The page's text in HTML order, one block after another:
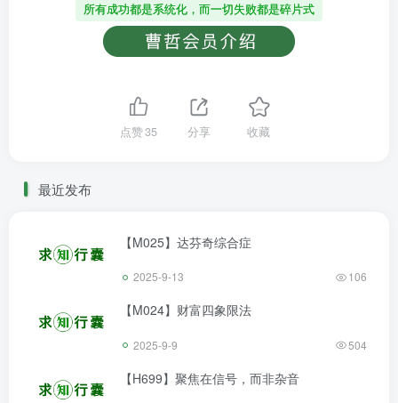
所有成功都是系统化，而一切失败都是碎片式
点赞35 分享 收藏
最近发布
【M025】达芬奇综合症
2025-9-13 106
【M024】财富四象限法
2025-9-9 504
【H699】聚焦在信号，而非杂音